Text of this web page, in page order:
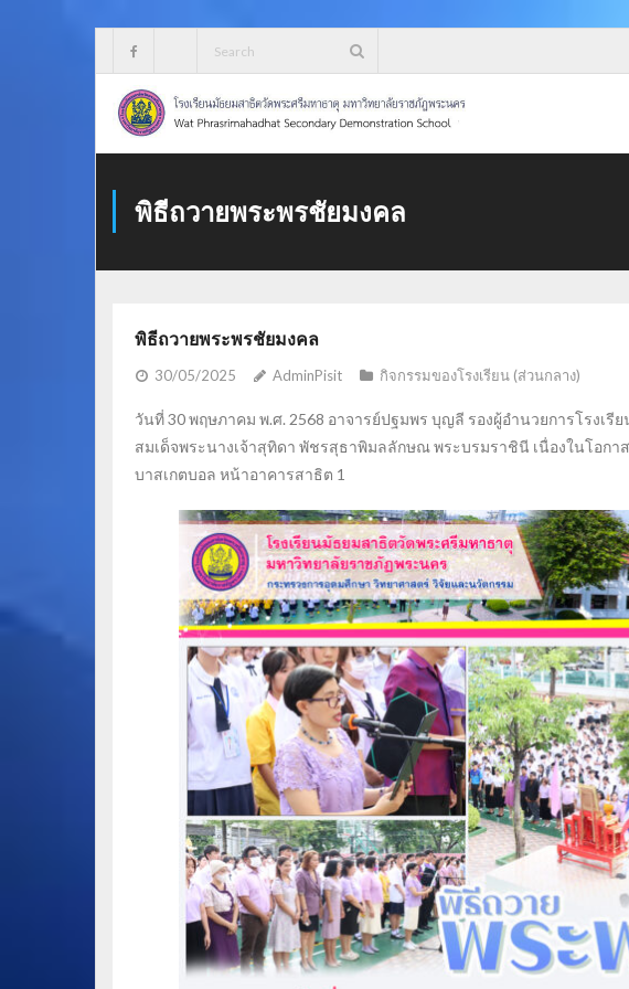
content
พิธีถวายพระพรชัยมงคล
พิธีถวายพระพรชัยมงคล
30/05/2025 AdminPisit กิจกรรมของโรงเรียน (ส่วนกลาง)
วันที่ 30 พฤษภาคม พ.ศ. 2568 อาจารย์ปฐมพร บุญลี รองผู้อำนวยการโรง
สมเด็จพระนางเจ้าสุทิดา พัชรสุธาพิมลลักษณ พระบรมราชินี เนื่องในโอ
บาสเกตบอล หน้าอาคารสาธิต 1